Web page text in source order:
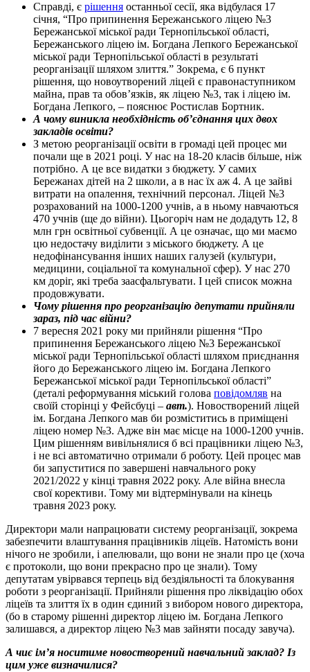
Справді, є рішення останньої сесії, яка відбулася 17
січня, “Про припинення Бережанського ліцею №3
Бережанської міської ради Тернопільської області,
Бережанського ліцею ім. Богдана Лепкого Бережанської
міської ради Тернопільської області в результаті
реорганізації шляхом злиття.” Зокрема, є 6 пункт
рішення, що новоутворений ліцей є правонаступником
майна, прав та обов’язків, як ліцею №3, так і ліцею ім.
Богдана Лепкого, – пояснює Ростислав Бортник.
А чому виникла необхідність об’єднання цих двох
закладів освіти?
З метою реорганізації освіти в громаді цей процес ми
почали ще в 2021 році. У нас на 18-20 класів більше, ніж
потрібно. А це все видатки з бюджету. У самих
Бережанах дітей на 2 школи, а в нас їх аж 4. А це зайві
витрати на опалення, технічний персонал. Ліцей №3
розрахований на 1000-1200 учнів, а в ньому навчаються
470 учнів (ще до війни). Цьогоріч нам не додадуть 12, 8
млн грн освітньої субвенції. А це означає, що ми маємо
цю недостачу виділити з міського бюджету. А це
недофінансування інших наших галузей (культури,
медицини, соціальної та комунальної сфер). У нас 270
км доріг, які треба заасфальтувати. І цей список можна
продовжувати.
Чому рішення про реорганізацію депутати прийняли
зараз, під час війни?
7 вересня 2021 року ми прийняли рішення “Про
припинення Бережанського ліцею №3 Бережанської
міської ради Тернопільської області шляхом приєднання
його до Бережанського ліцею ім. Богдана Лепкого
Бережанської міської ради Тернопільської області”
(деталі реформування міський голова повідомляв на
своїй сторінці у Фейсбуці – авт.). Новостворений ліцей
ім. Богдана Лепкого мав би розміститись в приміщені
ліцею номер №3. Адже він має місце на 1000-1200 учнів.
Цим рішенням вивільнялися б всі працівники ліцею №3,
і не всі автоматично отримали б роботу. Цей процес мав
би запуститися по завершені навчального року
2021/2022 у кінці травня 2022 року. Але війна внесла
свої корективи. Тому ми відтермінували на кінець
травня 2023 року.
Директори мали напрацювати систему реорганізації, зокрема
забезпечити влаштування працівників ліцеїв. Натомість вони
нічого не зробили, і апелювали, що вони не знали про це (хоча
є протоколи, що вони прекрасно про це знали). Тому
депутатам увірвався терпець від бездіяльності та блокування
роботи з реорганізації. Прийняли рішення про ліквідацію обох
ліцеїв та злиття їх в один єдиний з вибором нового директора,
(бо в старому рішенні директор ліцею ім. Богдана Лепкого
залишався, а директор ліцею №3 мав зайняти посаду завуча).
А чиє ім’я носитиме новостворений навчальний заклад? Із
цим уже визначилися?